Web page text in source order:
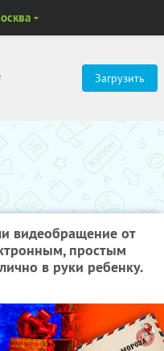
Загрузить
видеобращение от
простым
в руки ребенку.